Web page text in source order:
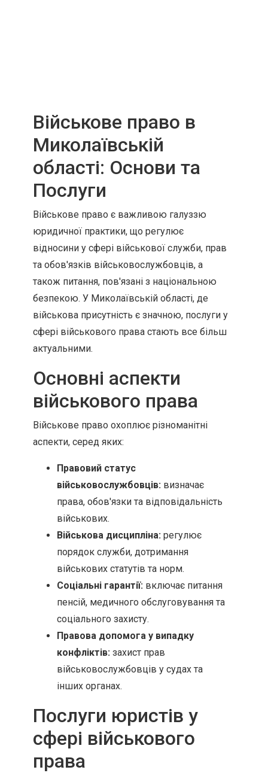
Військове право в
Миколаївській
області: Основи та
Послуги
Військове право є важливою галуззю
юридичної практики, що регулює
відносини у сфері військової служби, прав
та обов'язків військовослужбовців, а
також питання, пов'язані з національною
безпекою. У Миколаївській області, де
військова присутність є значною, послуги у
сфері військового права стають все більш
актуальними.
Основні аспекти
військового права
Військове право охоплює різноманітні
аспекти, серед яких:
Правовий статус
військовослужбовців: визначає
права, обов'язки та відповідальність
військових.
Військова дисципліна: регулює
порядок служби, дотримання
військових статутів та норм.
Соціальні гарантії: включає питання
пенсій, медичного обслуговування та
соціального захисту.
Правова допомога у випадку
конфліктів: захист прав
військовослужбовців у судах та
інших органах.
Послуги юристів у
сфері військового
права